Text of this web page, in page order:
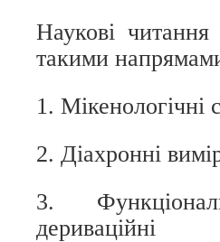
Наукові читання
такими
1. Мікенологічні
2. Діахронні
3.
дериваційні